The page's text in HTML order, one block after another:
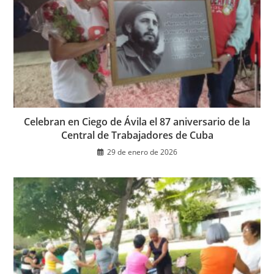
Celebran en Ciego de Ávila el 87 aniversario de la
Central de Trabajadores de Cuba
29 de enero de 2026